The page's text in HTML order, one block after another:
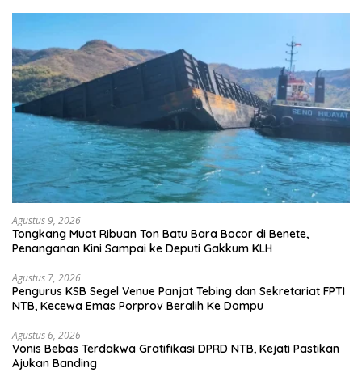
Agustus 9, 2026
Tongkang Muat Ribuan Ton Batu Bara Bocor di Benete,
Penanganan Kini Sampai ke Deputi Gakkum KLH
Agustus 7, 2026
Pengurus KSB Segel Venue Panjat Tebing dan Sekretariat FPTI
NTB, Kecewa Emas Porprov Beralih Ke Dompu
Agustus 6, 2026
Vonis Bebas Terdakwa Gratifikasi DPRD NTB, Kejati Pastikan
Ajukan Banding